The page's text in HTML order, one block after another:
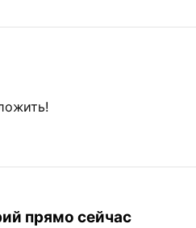
прямо сейчас